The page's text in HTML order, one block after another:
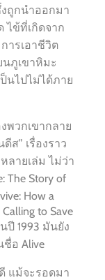
ถูกนำออกมา
ไข้ที่เกิดจาก
ารเอาชีวิต
นภูเขาหิมะ
นไปไม่ได้ภาย
พวกเขากลาย
ส” เรื่องราว
ลายเล่ม ไม่ว่า
The Story of
How a
to Save
ปี 1993 มันยัง
อ Alive
แม้จะรอดมา